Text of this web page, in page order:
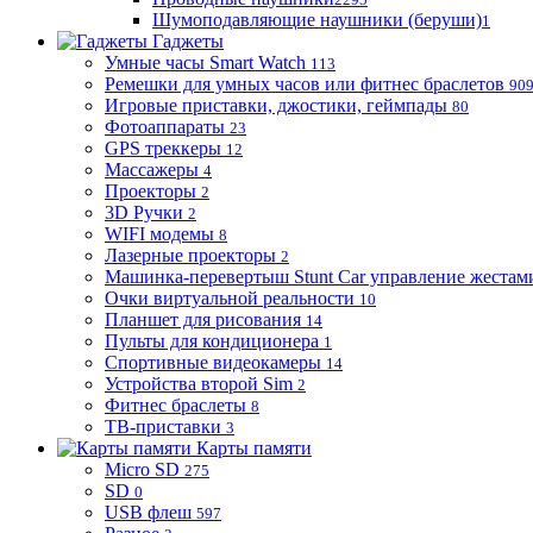
Шумоподавляющие наушники (беруши)1
Гаджеты
Умные часы Smart Watch 113
Ремешки для умных часов или фитнес браслетов 909
Игровые приставки, джостики, геймпады 80
Фотоаппараты 23
GPS треккеры 12
Массажеры 4
Проекторы 2
3D Ручки 2
WIFI модемы 8
Лазерные проекторы 2
Машинка-перевертыш Stunt Car управление
Очки виртуальной реальности 10
Планшет для рисования 14
Пульты для кондиционера 1
Спортивные видеокамеры 14
Устройства второй Sim 2
Фитнес браслеты 8
ТВ-приставки 3
Карты памяти
Micro SD 275
SD 0
USB флеш 597